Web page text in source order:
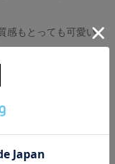
感もとっても可愛い
か。
ではシルバー、ネイ
はなので是非手にし